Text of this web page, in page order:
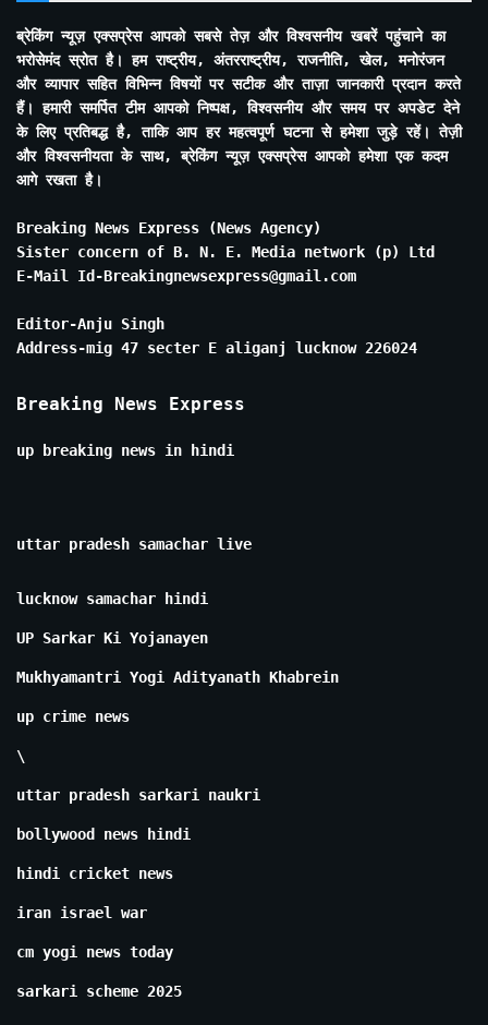
ब्रेकिंग न्यूज़ एक्सप्रेस आपको सबसे तेज़ और विश्वसनीय खबरें पहुंचाने का
भरोसेमंद स्रोत है। हम राष्ट्रीय, अंतरराष्ट्रीय, राजनीति, खेल, मनोरंजन
और व्यापार सहित विभिन्न विषयों पर सटीक और ताज़ा जानकारी प्रदान करते
हैं। हमारी समर्पित टीम आपको निष्पक्ष, विश्वसनीय और समय पर अपडेट देने
के लिए प्रतिबद्ध है, ताकि आप हर महत्वपूर्ण घटना से हमेशा जुड़े रहें। तेज़ी
और विश्वसनीयता के साथ, ब्रेकिंग न्यूज़ एक्सप्रेस आपको हमेशा एक कदम
आगे रखता है।
Breaking News Express (News Agency)
Sister concern of B. N. E. Media network (p) Ltd
E-Mail Id-Breakingnewsexpress@gmail.com
Editor-Anju Singh
Address-mig 47 secter E aliganj lucknow 226024
Breaking News Express
up breaking news in hindi
uttar pradesh samachar live
lucknow samachar hindi
UP Sarkar Ki Yojanayen
Mukhyamantri Yogi Adityanath Khabrein
up crime news
\
uttar pradesh sarkari naukri
bollywood news hindi
hindi cricket news
iran israel war
cm yogi news today
sarkari scheme 2025